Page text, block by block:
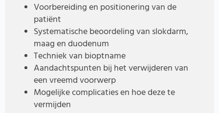
Voorbereiding en positionering van de
patiënt
Systematische beoordeling van slokdarm,
maag en duodenum
Techniek van bioptname
Aandachtspunten bij het verwijderen van
een vreemd voorwerp
Mogelijke complicaties en hoe deze te
vermijden